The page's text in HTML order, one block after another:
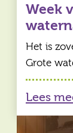
Week
Het is
Grote
Lees